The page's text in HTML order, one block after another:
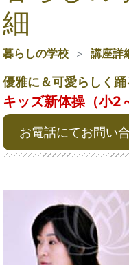
細
暮らしの学校 講座詳
優雅に＆可愛らしく
キッズ新体操（小2
お電話にてお問い